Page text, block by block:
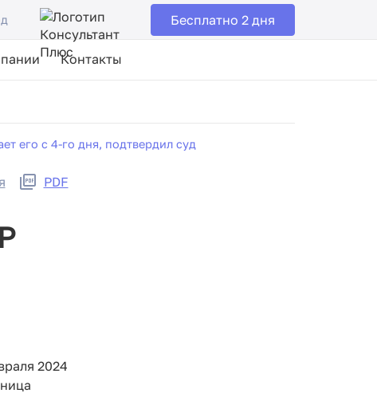
Бесплатно 2 дня
Контакты
его с 4-го дня, подтвердил суд
PDF
2024